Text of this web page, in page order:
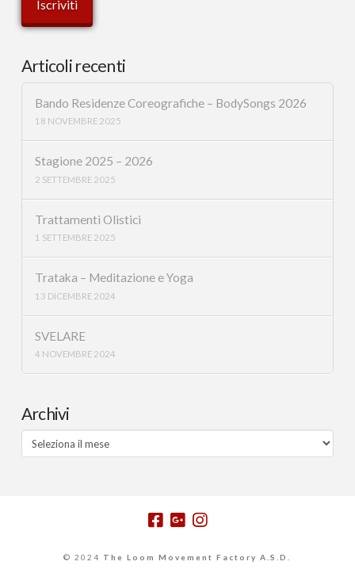
Articoli recenti
Bando Residenze Coreografiche – BodySongs 2026
18 NOVEMBRE 2025
Stagione 2025 – 2026
2 SETTEMBRE 2025
Trattamenti Olistici
1 SETTEMBRE 2025
Trataka – Meditazione e Yoga
13 DICEMBRE 2024
SVELARE
4 NOVEMBRE 2024
Archivi
Archivi
© 2024 The Loom Movement Factory A.S.D.